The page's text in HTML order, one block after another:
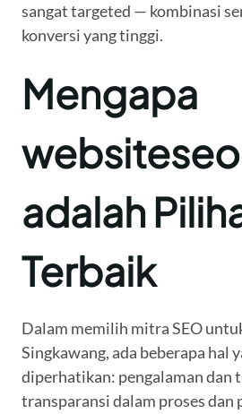
sangat targeted — kombinasi
konversi yang tinggi.
Mengapa
adalah
Terbaik
Dalam memilih mitra SEO
Singkawang, ada beberapa hal
diperhatikan: pengalaman dan
transparansi dalam proses dan